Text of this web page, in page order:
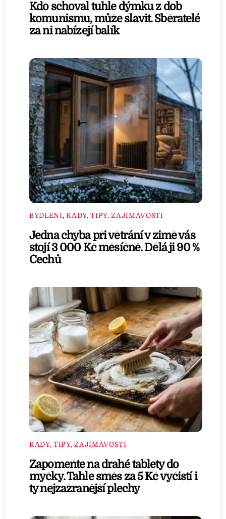
Kdo schoval tuhle dýmku z dob
komunismu, může slavit. Sběratelé
za ni nabízejí balík
BYDLENÍ,RADY, TIPY, ZAJÍMAVOSTI
Jedna chyba při větrání v zimě vás
stojí 3 000 Kč měsíčně. Dělá ji 90 %
Čechů
RADY, TIPY, ZAJÍMAVOSTI
Zapomeňte na drahé tablety do
myčky. Tahle směs za 5 Kč vyčistí i
ty nejzažranější plechy